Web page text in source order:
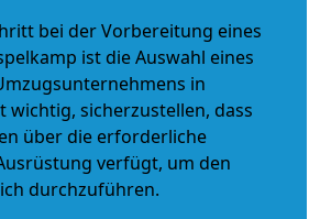
bei der Vorbereitung eines
ist die Auswahl eines
in
wichtig, sicherzustellen, dass
über die erforderliche
verfügt, um den
durchzuführen.